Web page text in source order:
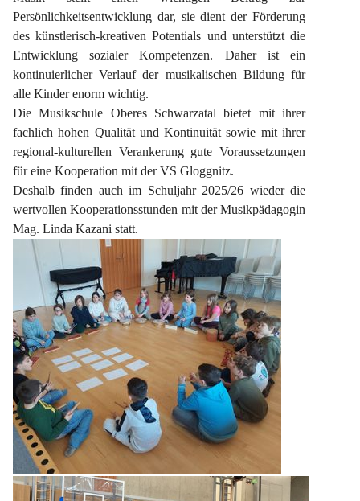
Persönlichkeitsentwicklung dar, sie dient der Förderung
des künstlerisch-kreativen Potentials und unterstützt die
Entwicklung sozialer Kompetenzen. Daher ist ein
kontinuierlicher Verlauf der musikalischen Bildung für
alle Kinder enorm wichtig.
Die Musikschule Oberes Schwarzatal bietet mit ihrer
fachlich hohen Qualität und Kontinuität sowie mit ihrer
regional-kulturellen Verankerung gute Voraussetzungen
für eine Kooperation mit der VS Gloggnitz.
Deshalb finden auch im Schuljahr 2025/26 wieder die
wertvollen Kooperationsstunden mit der Musikpädagogin
Mag. Linda Kazani statt.